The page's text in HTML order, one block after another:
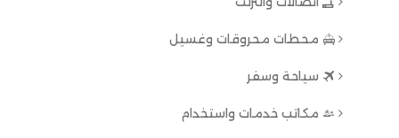
محطات محروقات وغسيل
سياحة وسفر
مكاتب خدمات واستخدام